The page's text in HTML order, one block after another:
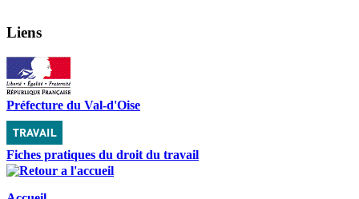
Liens
Préfecture du Val-d'Oise
Fiches pratiques du droit du travail